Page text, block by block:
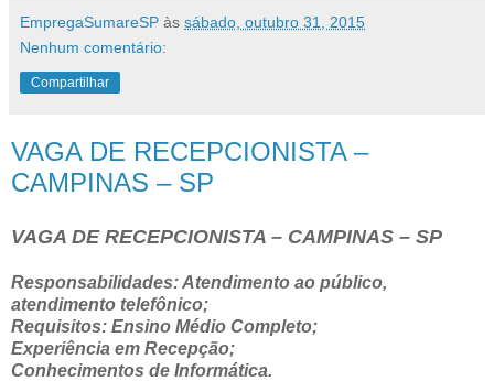
EmpregaSumareSP às sábado, outubro 31, 2015
Nenhum comentário:
Compartilhar
VAGA DE RECEPCIONISTA –
CAMPINAS – SP
VAGA DE RECEPCIONISTA – CAMPINAS – SP
Responsabilidades: Atendimento ao público,
atendimento telefônico;
Requisitos: Ensino Médio Completo;
Experiência em Recepção;
Conhecimentos de Informática.